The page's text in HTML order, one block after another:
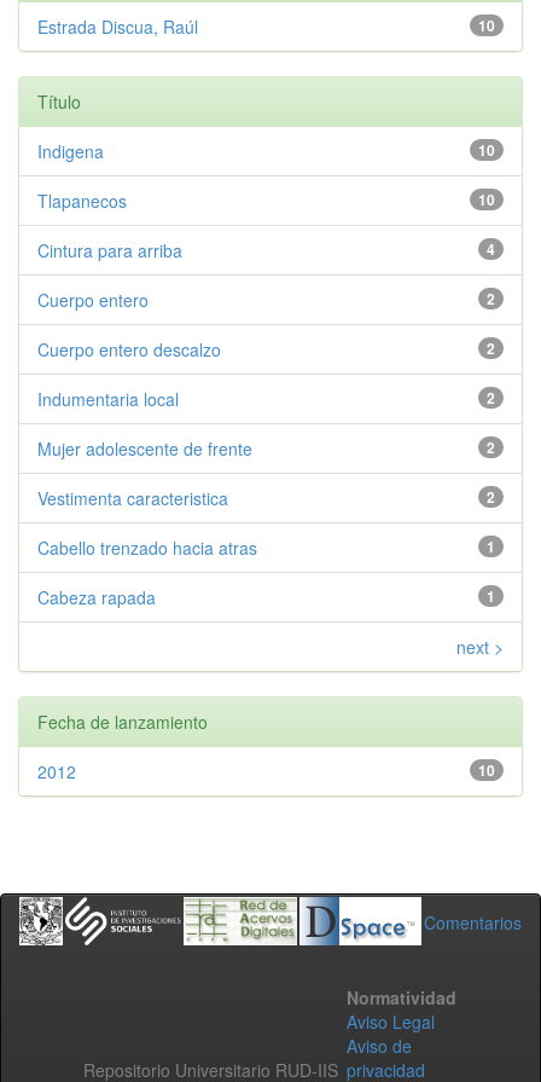
10
Estrada Discua, Raúl
Título
10
Indigena
10
Tlapanecos
4
Cintura para arriba
2
Cuerpo entero
2
Cuerpo entero descalzo
2
Indumentaria local
2
Mujer adolescente de frente
2
Vestimenta caracteristica
1
Cabello trenzado hacia atras
1
Cabeza rapada
next >
Fecha de lanzamiento
10
2012
Comentarios
Repositorio Universitario RUD-IIS
Normatividad
Aviso Legal
Aviso de
privacidad